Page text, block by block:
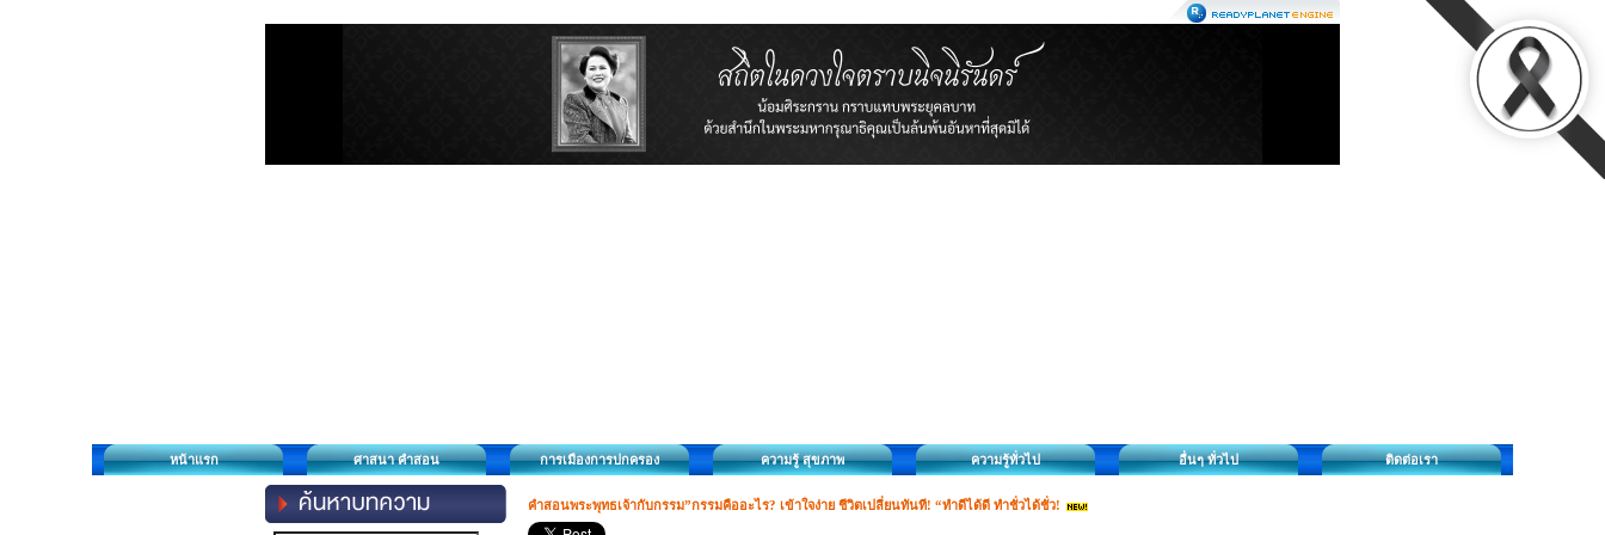
หน้าแรก ศาสนา คำสอน การเมืองการปกครอง ความรู้ สุขภาพ ความรู้ทั่วไป อื่นๆ ทั่วไป ติดต่อเรา
คำสอนพระพุทธเจ้ากับกรรม”กรรมคืออะไร? เข้าใจง่าย ชีวิตเปลี่ยนทันที! “ทำดีได้ดี ทำชั่วได้ชั่ว!